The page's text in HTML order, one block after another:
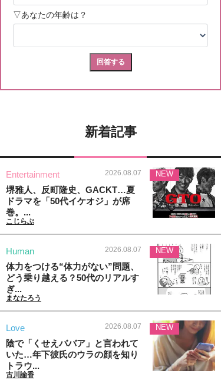
新着記事
Entertainment 2026.08.07
堺雅人、反町隆史、GACKT…夏
ドラマを「50代イケオジ」が席
巻。...
こじらぶ
NEW
Human 2026.08.07
体力をつける“体力がない”問題、
どう乗り越える？50代のリアルす
ぎ...
まなたろう
NEW
Love 2026.08.07
陰で「くせえババア」と言われて
いた…年下彼氏のウラの顔を知り
トラウ...
古川諭香
NEW